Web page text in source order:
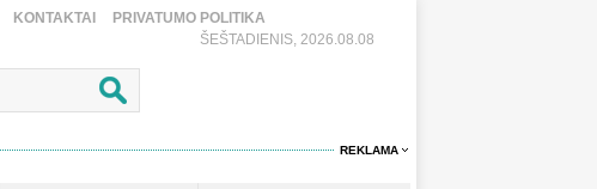
KONTAKTAI
PRIVATUMO POLITIKA
ŠEŠTADIENIS, 2026.08.08
REKLAMA